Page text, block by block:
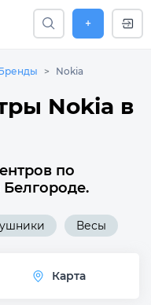
+
Nokia
Nokia в
по
Весы
Карта